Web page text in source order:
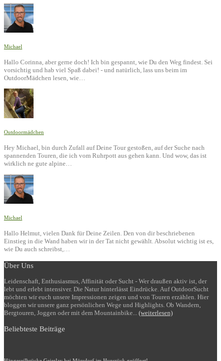
Michael
Hallo Corinna, aber gerne doch! Ich bin gespannt, wie Du den Weg findest. Sei
vorsichtig und hab viel Spaß dabei! - und natürlich, lass uns beim im
OutdoorMädchen lesen, wie…
Outdoormädchen
Hey Michael, bin durch Zufall auf Deine Tour gestoßen, auf der Suche nach
spannenden Touren, die ich vom Ruhrpott aus gehen kann. Und wow, das ist
wirklich ne gute alpine…
Michael
Hallo Helmut, vielen Dank für Deine Zeilen. Den von dir beschriebenen
Einstieg in die Wand haben wir in der Tat nicht gewählt. Absolut wichtig ist es,
wie Du auch schreibst,…
Über Uns
Leidenschaft, Enthusiasmus, Affinität oder Sucht - Wer draußen aktiv ist, der
lebt und erlebt intensiver. Die Natur hinterlässt Eindrücke. Auf OutdoorSucht
möchten wir euch unsere Impressionen zeigen und von Touren erzählen. Hier
bloggen wir unsere ganz persönlichen Wege und Highlights. Ob Wandern,
Bergtouren, Joggen oder mit dem Mountainbike... (weiterlesen)
Beliebteste Beiträge